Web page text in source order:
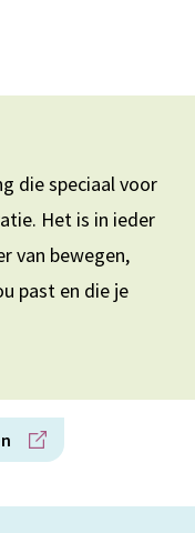
die speciaal voor
Het is in ieder
van bewegen,
past en die je